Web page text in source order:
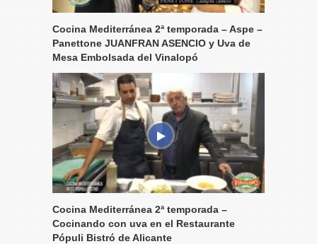
Cocina Mediterránea 2ª temporada – Aspe –
Panettone JUANFRAN ASENCIO y Uva de
Mesa Embolsada del Vinalopó
Cocina Mediterránea 2ª temporada –
Cocinando con uva en el Restaurante
Pópuli Bistró de Alicante